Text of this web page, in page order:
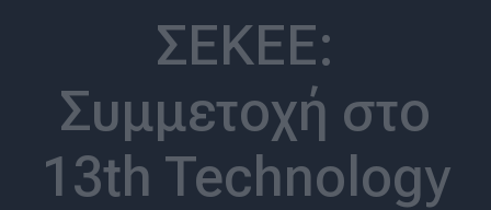
ΣΕΚΕΕ:
Συμμετοχή στο
13th Technology